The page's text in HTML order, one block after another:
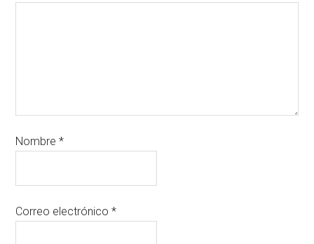
Nombre*
Correo electrónico*